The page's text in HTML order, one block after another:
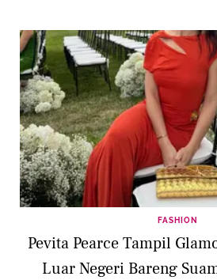
FASHION
Pevita Pearce Tampil
Luar Negeri Bareng